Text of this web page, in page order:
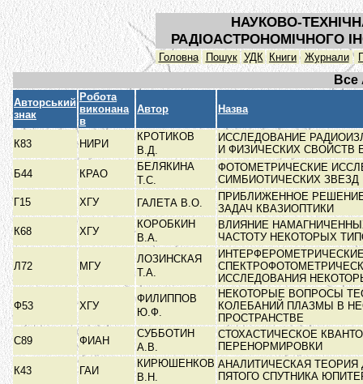
НАУКОВО-
РАДІОАСТРОНОМІЧНОГО
Головна Пошук УДК Книги Журнали
Все
Авторський
знак
Робота
виконана
в
Автор Назва
К83 НИРИ
КРОТИКОВ
В.Д.
ИССЛЕДОВАНИЕ
И ФИЗИЧЕСКИХ СВОЙСТВ
Б44
КРАО
БЕЛЯКИНА
Т.С.
ФОТОМЕТРИЧЕСКИЕ
СИМБИОТИЧЕСКИХ ЗВЕЗД
Г15
ХГУ ГАЛЕТА В.О.
ПРИБЛИЖЕННОЕ
ЗАДАЧ КВАЗИОПТИКИ
К68
ХГУ
КОРОБКИН
В.А.
ВЛИЯНИЕ
ЧАСТОТУ НЕКОТОРЫХ
Л72 МГУ
ЛОЗИНСКАЯ
Т.А.
ИССЛЕДОВАНИЯ
Ф53 ХГУ
ФИЛИППОВ
Ю.Ф.
НЕКОТОРЫЕ ВОПРОСЫ
КОЛЕБАНИЙ ПЛАЗМЫ В
ПРОСТРАНСТВЕ
С89
ФИАН
СУББОТИН
А.В.
СТОХАСТИЧЕСКОЕ
ПЕРЕНОРМИРОВКИ
К43
ГАИ
КИРЮШЕНКОВ
В.Н.
АНАЛИТИЧЕСКАЯ
ПЯТОГО СПУТНИКА